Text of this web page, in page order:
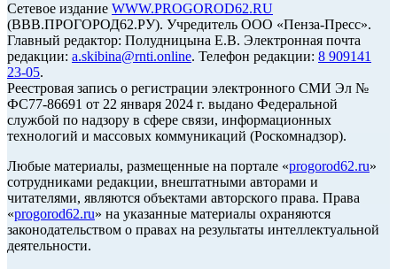
Сетевое издание WWW.PROGOROD62.RU
(ВВВ.ПРОГОРОД62.РУ). Учредитель ООО «Пенза-Пресс».
Главный редактор: Полудницына Е.В. Электронная почта
редакции: a.skibina@rnti.online. Телефон редакции: 8 909141
23-05.
Реестровая запись о регистрации электронного СМИ Эл №
ФС77-86691 от 22 января 2024 г. выдано Федеральной
службой по надзору в сфере связи, информационных
технологий и массовых коммуникаций (Роскомнадзор).
Любые материалы, размещенные на портале «progorod62.ru»
сотрудниками редакции, внештатными авторами и
читателями, являются объектами авторского права. Права
«progorod62.ru» на указанные материалы охраняются
законодательством о правах на результаты интеллектуальной
деятельности.